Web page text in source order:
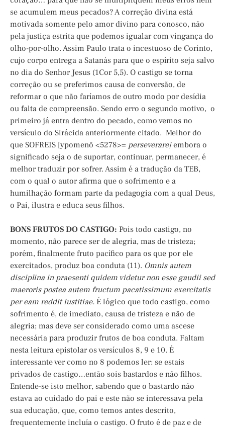
se acumulem meus pecados? A correção divina está
motivada somente pelo amor divino para conosco, não
pela justiça estrita que podemos igualar com vingança do
olho-por-olho. Assim Paulo trata o incestuoso de Corinto,
cujo corpo entrega a Satanás para que o espírito seja salvo
no dia do Senhor Jesus (1Cor 5,5). O castigo se torna
correção ou se preferimos causa de conversão, de
reformar o que não faríamos de outro modo por desídia
ou falta de compreensão. Sendo erro o segundo motivo, o
primeiro já entra dentro do pecado, como vemos no
versículo do Sirácida anteriormente citado. Melhor do
que SOFREIS [ypomenö <5278>= perseverare]embora o
significado seja o de suportar, continuar, permanecer, é
melhor traduzir por sofrer. Assim é a tradução da TEB,
com o qual o autor afirma que o sofrimento e a
humilhação formam parte da pedagogia com a qual Deus,
o Pai, ilustra e educa seus filhos.
BONS FRUTOS DO CASTIGO: Pois todo castigo, no
momento, não parece ser de alegria, mas de tristeza;
porém, finalmente fruto pacífico para os que por ele
exercitados, produz boa conduta (11). Omnis autem
disciplina in praesenti quidem videtur non esse gaudii sed
maeroris postea autem fructum pacatissimum exercitatis
per eam reddit iustitiae. É lógico que todo castigo, como
sofrimento é, de imediato, causa de tristeza e não de
alegria; mas deve ser considerado como uma ascese
necessária para produzir frutos de boa conduta. Faltam
nesta leitura epistolar os versículos 8, 9 e 10. É
interessante ver como no 8 podemos ler: se estais
privados de castigo…então sois bastardos e não filhos.
Entende-se isto melhor, sabendo que o bastardo não
estava ao cuidado do pai e este não se interessava pela
sua educação, que, como temos antes descrito,
frequentemente incluía o castigo. O fruto é de paz e de